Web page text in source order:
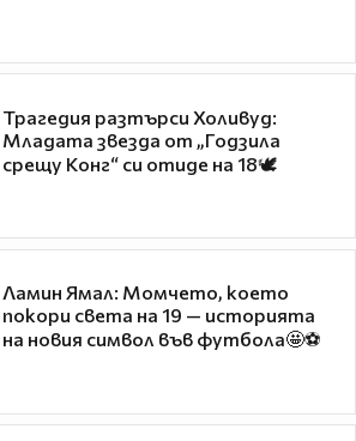
Трагедия разтърси Холивуд:
Младата звезда от „Годзила
срещу Конг“ си отиде на 18🕊️
Ламин Ямал: Момчето, което
покори света на 19 — историята
на новия символ във футбола🤩⚽